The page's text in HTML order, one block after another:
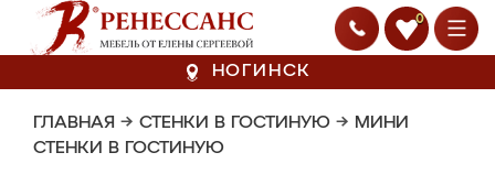
0
НОГИНСК
ГЛАВНАЯ → СТЕНКИ В ГОСТИНУЮ → МИНИ
СТЕНКИ В ГОСТИНУЮ